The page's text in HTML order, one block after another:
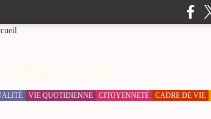
VIE QUOTIDIENNE CITOYENNETÉ CADRE DE VIE